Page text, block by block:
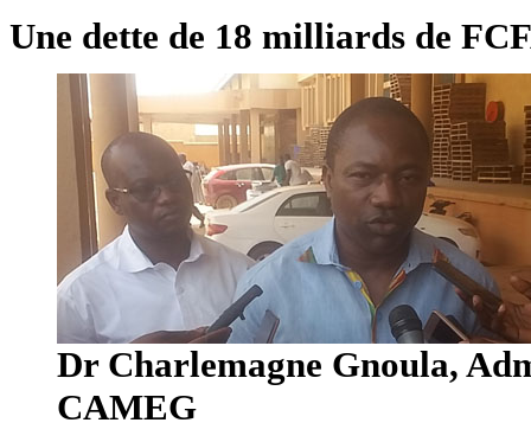
Une dette de 18 milliards de
Dr Charlemagne Gnoula,
CAMEG